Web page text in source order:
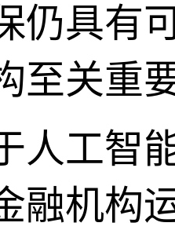
仍具有
至关重
人工智
融机构